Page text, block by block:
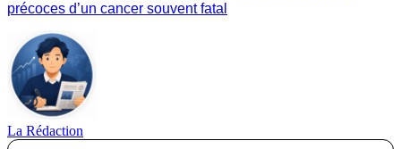
précoces d’un cancer souvent fatal
La Rédaction